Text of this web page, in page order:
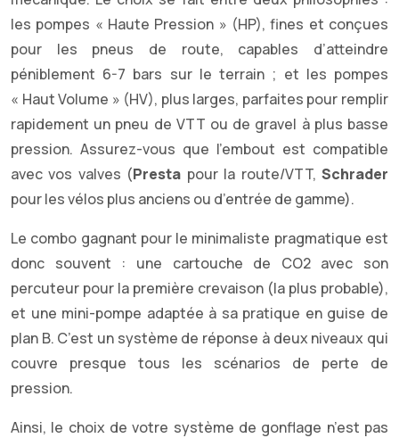
les pompes « Haute Pression » (HP), fines et conçues
pour les pneus de route, capables d’atteindre
péniblement 6-7 bars sur le terrain ; et les pompes
« Haut Volume » (HV), plus larges, parfaites pour remplir
rapidement un pneu de VTT ou de gravel à plus basse
pression. Assurez-vous que l’embout est compatible
avec vos valves (Presta pour la route/VTT,Schrader
pour les vélos plus anciens ou d’entrée de gamme).
Le combo gagnant pour le minimaliste pragmatique est
donc souvent : une cartouche de CO2 avec son
percuteur pour la première crevaison (la plus probable),
et une mini-pompe adaptée à sa pratique en guise de
plan B. C’est un système de réponse à deux niveaux qui
couvre presque tous les scénarios de perte de
pression.
Ainsi, le choix de votre système de gonflage n’est pas